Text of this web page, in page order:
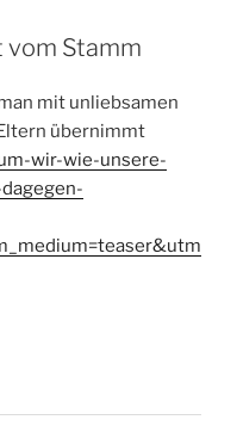
Stamm
mit unliebsamen
übernimmt
wir-wie-unsere-